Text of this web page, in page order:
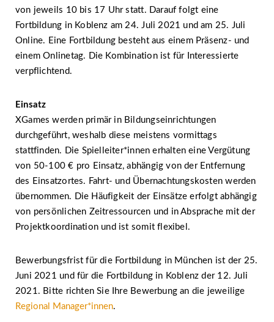
von jeweils 10 bis 17 Uhr statt. Darauf folgt eine
Fortbildung in Koblenz am 24. Juli 2021 und am 25. Juli
Online. Eine Fortbildung besteht aus einem Präsenz- und
einem Onlinetag. Die Kombination ist für Interessierte
verpflichtend.
Einsatz
XGames werden primär in Bildungseinrichtungen
durchgeführt, weshalb diese meistens vormittags
stattfinden. Die Spielleiter*innen erhalten eine Vergütung
von 50-100 € pro Einsatz, abhängig von der Entfernung
des Einsatzortes. Fahrt- und Übernachtungskosten werden
übernommen. Die Häufigkeit der Einsätze erfolgt abhängig
von persönlichen Zeitressourcen und in Absprache mit der
Projektkoordination und ist somit flexibel.
Bewerbungsfrist für die Fortbildung in München ist der 25.
Juni 2021 und für die Fortbildung in Koblenz der 12. Juli
2021. Bitte richten Sie Ihre Bewerbung an die jeweilige
Regional Manager*innen.